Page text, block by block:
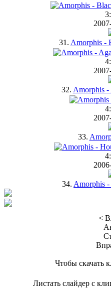
31. Amorphis -
32. Amorphis -
33.
34. Amorphis
<
Чтобы скачать
Листать слайдер с